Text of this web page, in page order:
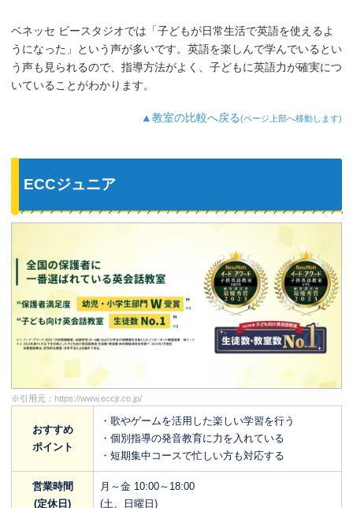
ベネッセ ビースタジオでは「子どもが日常生活で英語を使えるよ
うになった」という声が多いです。英語を楽しんで学んでいるとい
う声も見られるので、指導方法がよく、子どもに英語力が確実につ
いていることがわかります。
▲教室の比較へ戻る(ページ上部へ移動します)
ECCジュニア
※引用元： https://www.eccjr.co.jp/
おすすめ
ポイント
・歌やゲームを活用した楽しい学習を行う
・個別指導の発音教育に力を入れている
・短期集中コースで忙しい方も対応する
営業時間
(定休日)
月～金 10:00～18:00
(土、日曜日)